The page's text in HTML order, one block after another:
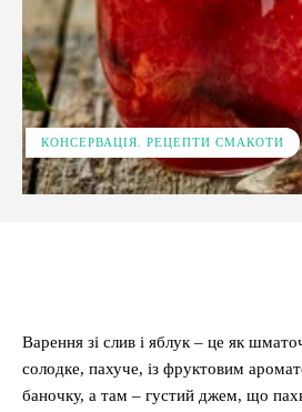
КОНСЕРВАЦІЯ. РЕЦЕПТИ СМАКОТИ
Варення зі слив і яблук – це як
солодке, пахуче, із фруктовим
баночку, а там – густий джем, що